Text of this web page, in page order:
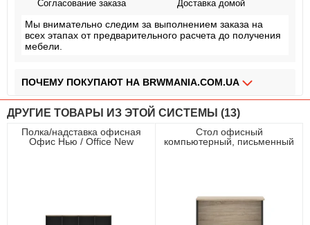
Согласование заказа Доставка домой
Мы внимательно следим за выполнением заказа на
всех этапах от предварительного расчета до получения
мебели.
ПОЧЕМУ ПОКУПАЮТ НА BRWMANIA.COM.UA
ДОСТАВКА ЗА 2 ДНЯ
ПЛАТИ АВАНС, А ОСТАЛЬНОЕ ПРИ ПОЛУЧЕНИИ
ДРУГИЕ ТОВАРЫ ИЗ ЭТОЙ СИСТЕМЫ (13)
Полка/надставка офисная
Офис Нью / Office New
Стол офисный
компьютерный, письменный